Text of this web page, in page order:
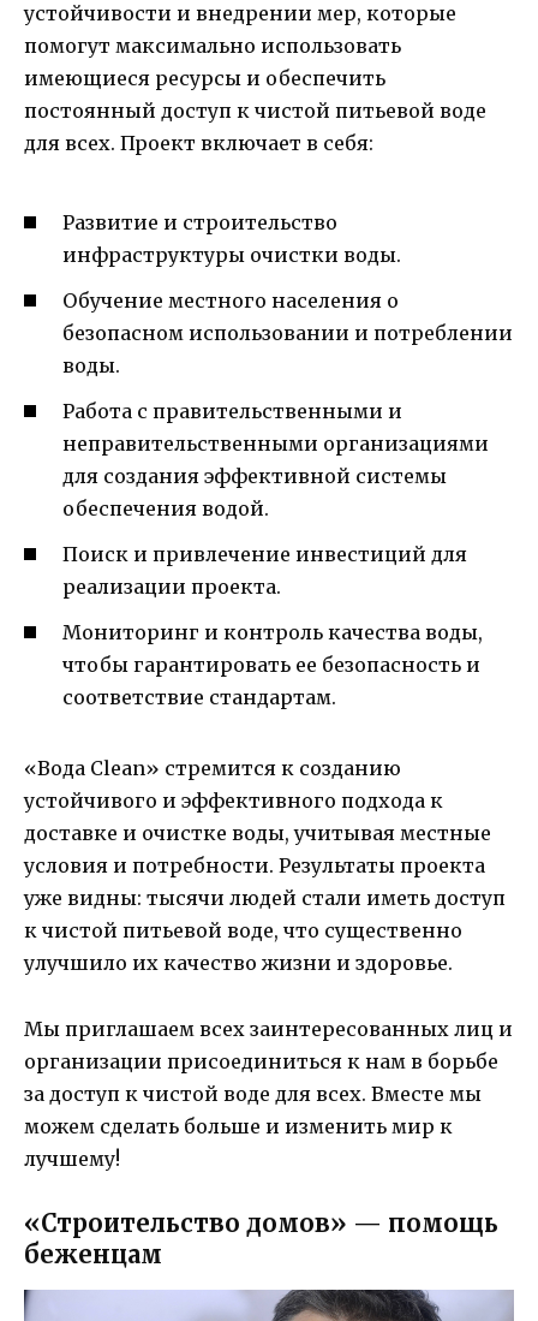
устойчивости и внедрении мер, которые
помогут максимально использовать
имеющиеся ресурсы и обеспечить
постоянный доступ к чистой питьевой воде
для всех. Проект включает в себя:
Развитие и строительство
инфраструктуры очистки воды.
Обучение местного населения о
безопасном использовании и потреблении
воды.
Работа с правительственными и
неправительственными организациями
для создания эффективной системы
обеспечения водой.
Поиск и привлечение инвестиций для
реализации проекта.
Мониторинг и контроль качества воды,
чтобы гарантировать ее безопасность и
соответствие стандартам.
«Вода Clean» стремится к созданию
устойчивого и эффективного подхода к
доставке и очистке воды, учитывая местные
условия и потребности. Результаты проекта
уже видны: тысячи людей стали иметь доступ
к чистой питьевой воде, что существенно
улучшило их качество жизни и здоровье.
Мы приглашаем всех заинтересованных лиц и
организации присоединиться к нам в борьбе
за доступ к чистой воде для всех. Вместе мы
можем сделать больше и изменить мир к
лучшему!
«Строительство домов» — помощь
беженцам